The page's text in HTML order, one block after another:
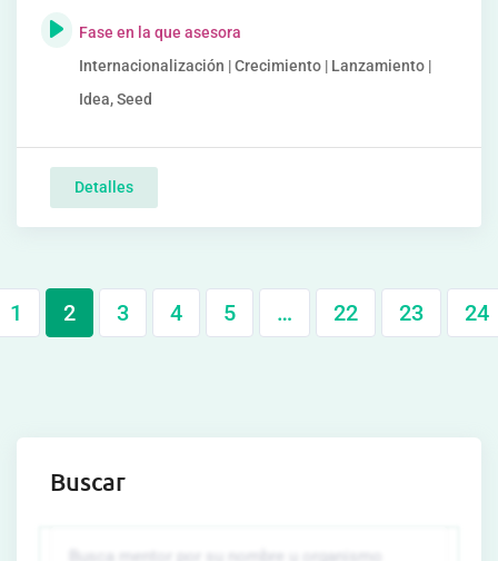
Fase en la que asesora
Internacionalización | Crecimiento | Lanzamiento |
Idea, Seed
Detalles
1 2 3 4 5 … 22 23 24
Buscar